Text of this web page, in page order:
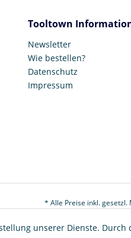
Tooltown
Newsletter
Wie bestellen?
Datenschutz
Impressum
* Alle Preise inkl.
unserer Dienste.